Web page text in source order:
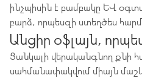
ինչպիսին է բամբակը և
բարձ, որպեսզի ստեղծես
Անցիր օֆլայն,
Ցանկալի վերականգնող քնի
սահմանափակվում միայն